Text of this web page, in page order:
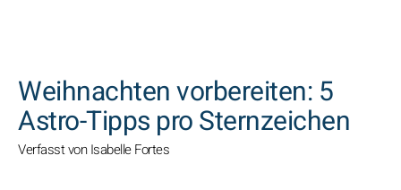
Weihnachten vorbereiten: 5
Astro-Tipps pro Sternzeichen
Verfasst von Isabelle Fortes